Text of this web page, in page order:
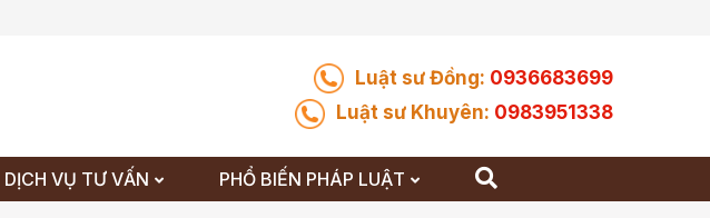
Luật sư Đồng: 0936683699
Luật sư Khuyên: 0983951338
DỊCH VỤ TƯ VẤN PHỔ BIẾN PHÁP LUẬT